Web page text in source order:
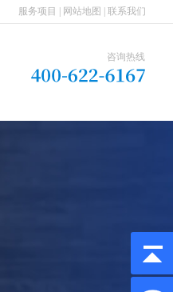
服务项目 网站地图 |联系我们
咨询热线